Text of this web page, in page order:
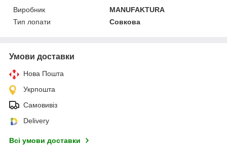
Виробник
MANUFAKTURA
Тип лопати
Совкова
Умови доставки
Нова Пошта
Укрпошта
Самовивіз
Delivery
Всі умови доставки